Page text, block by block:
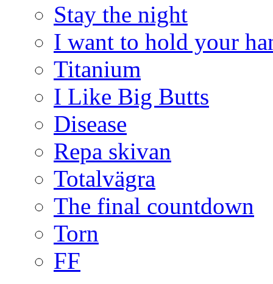
Stay the night
I want to hold your
Titanium
I Like Big Butts
Disease
Repa skivan
Totalvägra
The final countdown
Torn
FF